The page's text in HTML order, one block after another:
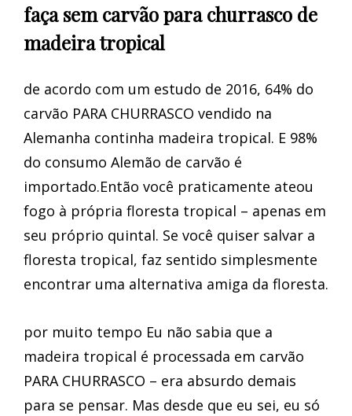
faça sem carvão para churrasco de
madeira tropical
de acordo com um estudo de 2016, 64% do
carvão PARA CHURRASCO vendido na
Alemanha continha madeira tropical. E 98%
do consumo Alemão de carvão é
importado.Então você praticamente ateou
fogo à própria floresta tropical – apenas em
seu próprio quintal. Se você quiser salvar a
floresta tropical, faz sentido simplesmente
encontrar uma alternativa amiga da floresta.
por muito tempo Eu não sabia que a
madeira tropical é processada em carvão
PARA CHURRASCO – era absurdo demais
para se pensar. Mas desde que eu sei, eu só